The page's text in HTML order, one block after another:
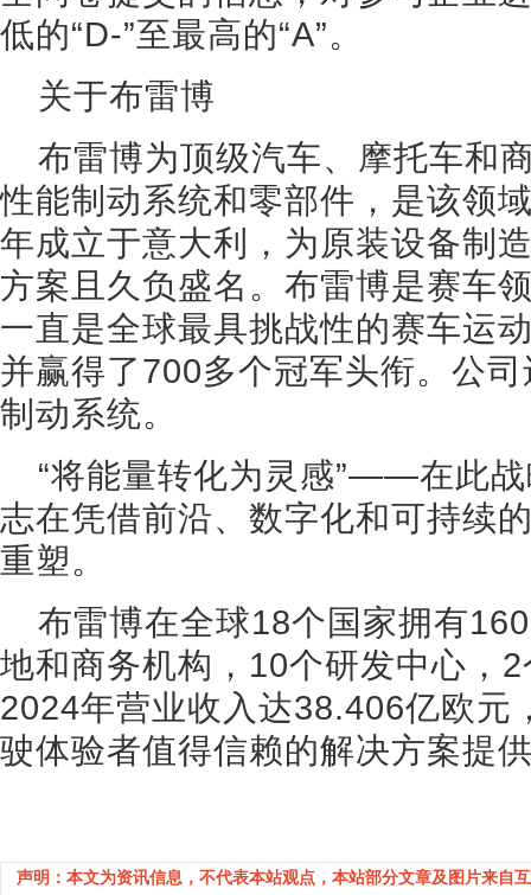
低的“D-”至最高的“A”。
关于布雷博
布雷博为顶级汽车、摩托车和
性能制动系统和零部件，是该领
年成立于意大利，为原装设备制
方案且久负盛名。布雷博是赛车
一直是全球最具挑战性的赛车运
并赢得了700多个冠军头衔。公
制动系统。
“将能量转化为灵感”——在此
志在凭借前沿、数字化和可持续
重塑。
布雷博在全球18个国家拥有
地和商务机构，10个研发中心，
2024年营业收入达38.406亿欧元
驶体验者值得信赖的解决方案提
声明：本文为资讯信息，不代表本站观点，本站部分文章及图片来自